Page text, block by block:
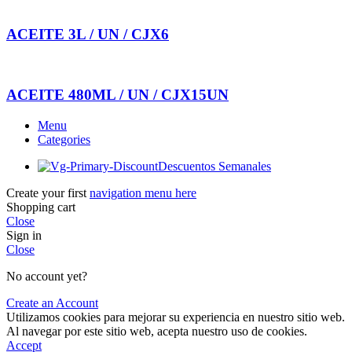
ACEITE 3L / UN / CJX6
ACEITE 480ML / UN / CJX15UN
Menu
Categories
Descuentos Semanales
Create your first navigation menu here
Shopping cart
Close
Sign in
Close
No account yet?
Create an Account
Utilizamos cookies para mejorar su experiencia en nuestro sitio web.
Al navegar por este sitio web, acepta nuestro uso de cookies.
Accept